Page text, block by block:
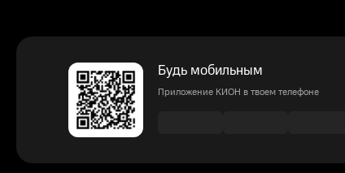
Будь мобильным
Приложение КИОН в твоем телефоне